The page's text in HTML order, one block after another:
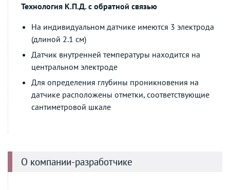
Технология К.П.Д. с обратной связью
На индивидуальном датчике имеются 3 электрода
(длиной 2.1 см)
Датчик внутренней температуры находится на
центральном электроде
Для определения глубины проникновения на
датчике расположены отметки, соответствующие
сантиметровой шкале
О компании-разработчике